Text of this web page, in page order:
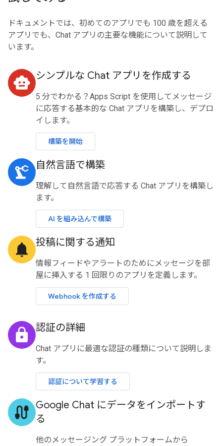
ドキュメントでは、初めてのアプリでも 100 歳を超える
アプリでも、Chat アプリの主要な機能について説明して
います。
smart_toy シンプルな Chat アプリを作成する
5 分でわかる？Apps Script を使用してメッセージ
に応答する基本的な Chat アプリを構築し、デプロ
イします。
構築を開始
precision_manufacturing 自然言語で構築
理解して自然言語で応答する Chat アプリを構築し
ます。
AI を組み込んで構築
notifications 投稿に関する通知
情報フィードやアラートのためにメッセージを部
屋に挿入する 1 回限りのアプリを定義します。
Webhook を作成する
lock 認証の詳細
Chat アプリに最適な認証の種類について説明しま
す。
認証について学習する
cable Google Chat にデータをインポートす
る
他のメッセージング プラットフォームから